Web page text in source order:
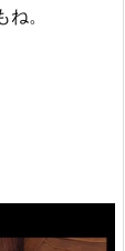
。